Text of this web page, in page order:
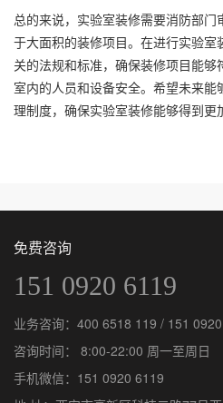
总的来说，实验室装修需要消防部
于大面积的装修项目。在进行实验室
关的法规和标准，确保装修项目能
室内的人员和设备安全。希望未来
理制度，确保实验室装修能够得到更
免费咨询
151 0920 6119
业务咨询： 400 6518 119 / 151
咨询时间： 8:00-22:00 周一至周日
手机微信： 151 0920 6119